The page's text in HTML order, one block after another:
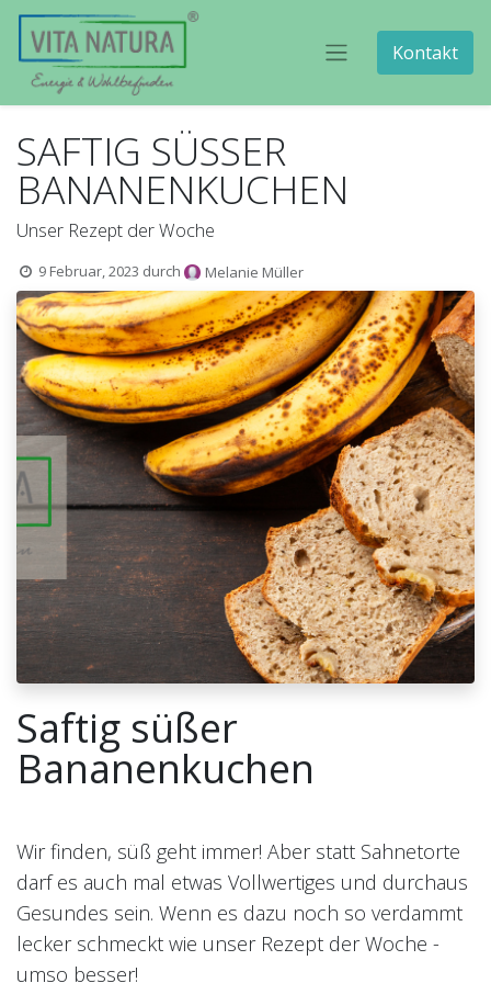
Kontakt
SAFTIG SÜSSER
BANANENKUCHEN
Unser Rezept der Woche
9 Februar, 2023 durch Melanie Müller
Saftig süßer
Bananenkuchen
Wir finden, süß geht immer! Aber statt Sahnetorte
darf es auch mal etwas Vollwertiges und durchaus
Gesundes sein. Wenn es dazu noch so verdammt
lecker schmeckt wie unser Rezept der Woche -
umso besser!